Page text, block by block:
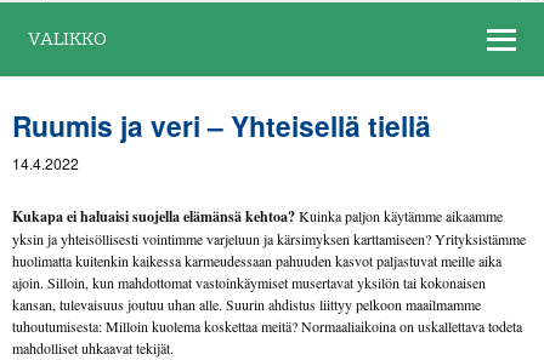
VALIKKO
Ruumis ja veri – Yhteisellä tiellä
14.4.2022
Kukapa ei haluaisi suojella elämänsä kehtoa?Kuinka paljon käytämme aikaamme
yksin ja yhteisöllisesti vointimme varjeluun ja kärsimyksen karttamiseen? Yrityksistämme
huolimatta kuitenkin kaikessa karmeudessaan pahuuden kasvot paljastuvat meille aika
ajoin. Silloin, kun mahdottomat vastoinkäymiset musertavat yksilön tai kokonaisen
kansan, tulevaisuus joutuu uhan alle. Suurin ahdistus liittyy pelkoon maailmamme
tuhoutumisesta: Milloin kuolema koskettaa meitä? Normaaliaikoina on uskallettava todeta
mahdolliset uhkaavat tekijät.